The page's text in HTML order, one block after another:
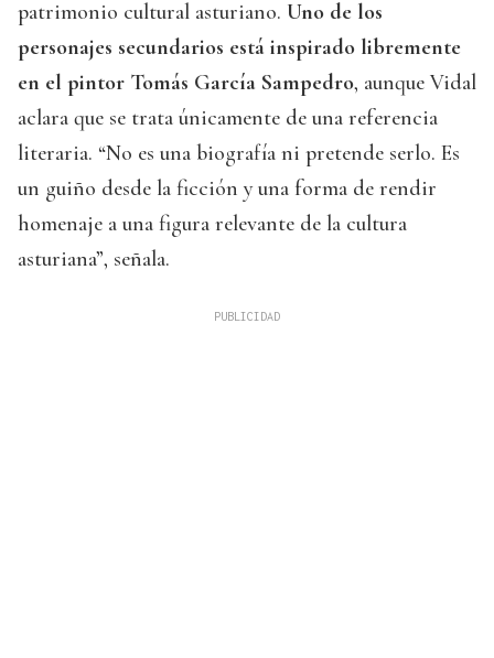
patrimonio cultural asturiano. Uno de los
personajes secundarios está inspirado libremente
en el pintor Tomás García Sampedro, aunque Vidal
aclara que se trata únicamente de una referencia
literaria. “No es una biografía ni pretende serlo. Es
un guiño desde la ficción y una forma de rendir
homenaje a una figura relevante de la cultura
asturiana”, señala.